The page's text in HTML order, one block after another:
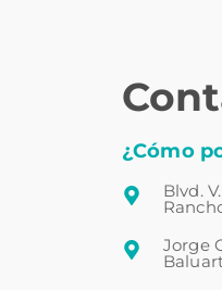
¿Cómo
Blvd.
Jorge